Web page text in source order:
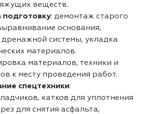
веществ.
подготовку: демонтаж старого
основания,
дренажной системы, укладка
материалов.
материалов, техники и
к месту проведения работ.
спецтехники:
катков для уплотнения
для снятия асфальта,